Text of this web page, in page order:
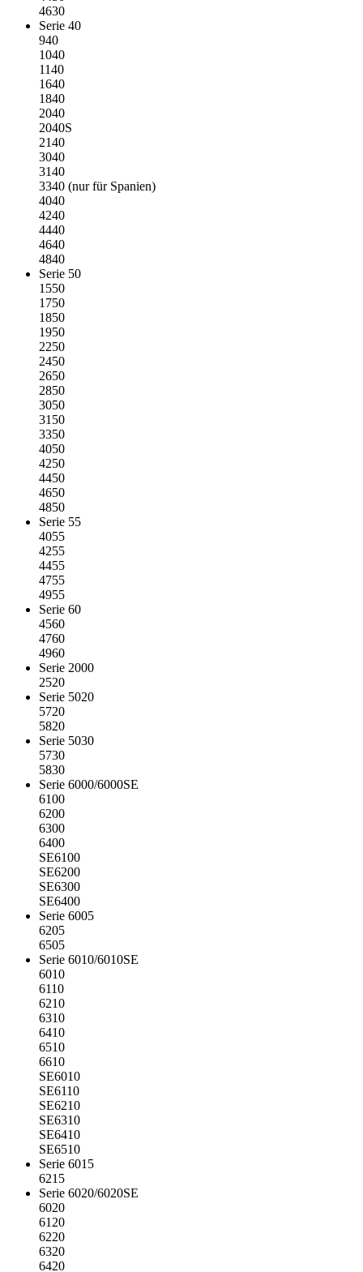
4630
Serie 40
940
1040
1140
1640
1840
2040
2040S
2140
3040
3140
3340 (nur für Spanien)
4040
4240
4440
4640
4840
Serie 50
1550
1750
1850
1950
2250
2450
2650
2850
3050
3150
3350
4050
4250
4450
4650
4850
Serie 55
4055
4255
4455
4755
4955
Serie 60
4560
4760
4960
Serie 2000
2520
Serie 5020
5720
5820
Serie 5030
5730
5830
Serie 6000/6000SE
6100
6200
6300
6400
SE6100
SE6200
SE6300
SE6400
Serie 6005
6205
6505
Serie 6010/6010SE
6010
6110
6210
6310
6410
6510
6610
SE6010
SE6110
SE6210
SE6310
SE6410
SE6510
Serie 6015
6215
Serie 6020/6020SE
6020
6120
6220
6320
6420